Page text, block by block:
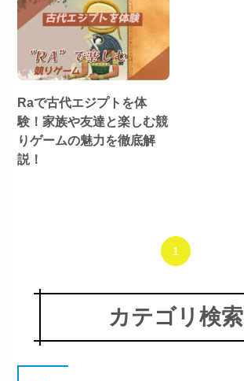
Raで古代エジプトを体
験！家族や友達と楽しむ競
りゲームの魅力を徹底解
説！
1
カテゴリ検索